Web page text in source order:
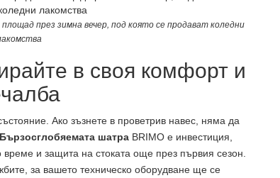
през зимна вечер, под която се продават коледни
в своя комфорт и
Ако зъзнете в проветрив навес, няма да
Бързосглобяемата шатра BRIMO е инвестиция,
и защита на стоката още през първия сезон.
за вашето техническо оборудване ще се